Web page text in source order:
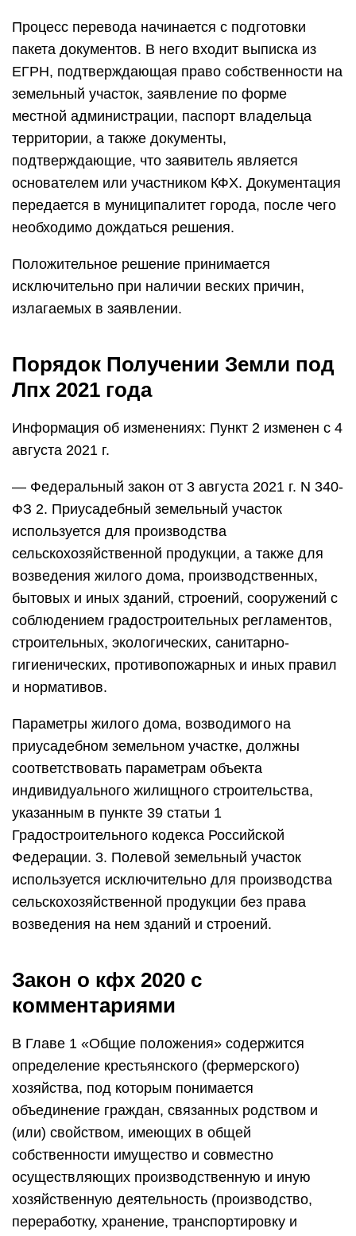
Процесс перевода начинается с подготовки
пакета документов. В него входит выписка из
ЕГРН, подтверждающая право собственности на
земельный участок, заявление по форме
местной администрации, паспорт владельца
территории, а также документы,
подтверждающие, что заявитель является
основателем или участником КФХ. Документация
передается в муниципалитет города, после чего
необходимо дождаться решения.
Положительное решение принимается
исключительно при наличии веских причин,
излагаемых в заявлении.
Порядок Получении Земли под
Лпх 2021 года
Информация об изменениях: Пункт 2 изменен с 4
августа 2021 г.
— Федеральный закон от 3 августа 2021 г. N 340-
ФЗ 2. Приусадебный земельный участок
используется для производства
сельскохозяйственной продукции, а также для
возведения жилого дома, производственных,
бытовых и иных зданий, строений, сооружений с
соблюдением градостроительных регламентов,
строительных, экологических, санитарно-
гигиенических, противопожарных и иных правил
и нормативов.
Параметры жилого дома, возводимого на
приусадебном земельном участке, должны
соответствовать параметрам объекта
индивидуального жилищного строительства,
указанным в пункте 39 статьи 1
Градостроительного кодекса Российской
Федерации. 3. Полевой земельный участок
используется исключительно для производства
сельскохозяйственной продукции без права
возведения на нем зданий и строений.
Закон о кфх 2020 с
комментариями
В Главе 1 «Общие положения» содержится
определение крестьянского (фермерского)
хозяйства, под которым понимается
объединение граждан, связанных родством и
(или) свойством, имеющих в общей
собственности имущество и совместно
осуществляющих производственную и иную
хозяйственную деятельность (производство,
переработку, хранение, транспортировку и